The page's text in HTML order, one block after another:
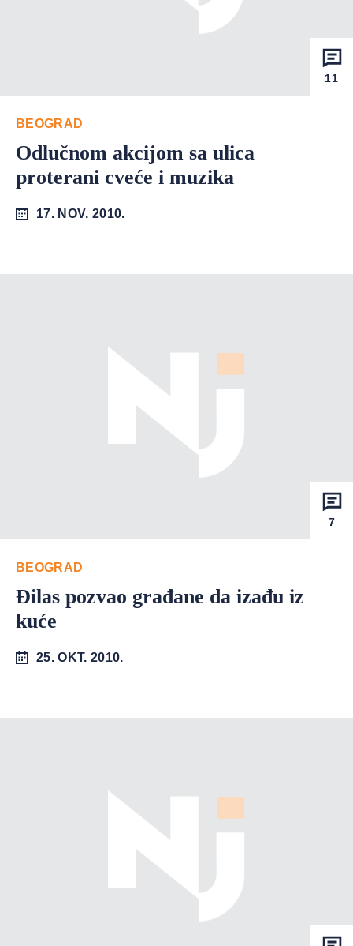
11
BEOGRAD
Odlučnom akcijom sa ulica
proterani cveće i muzika
17. NOV. 2010.
7
BEOGRAD
Đilas pozvao građane da izađu iz
kuće
25. OKT. 2010.